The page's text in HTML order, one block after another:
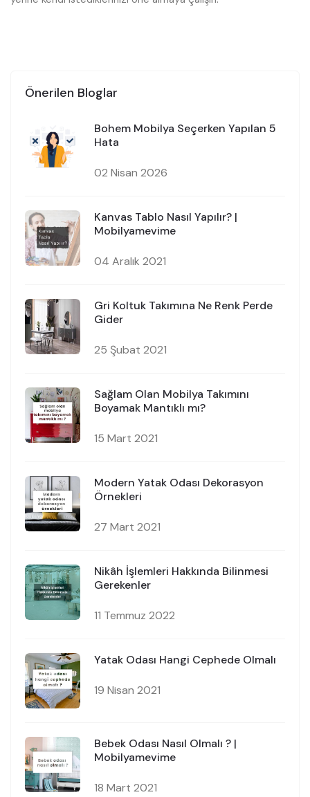
Önerilen Bloglar
Bohem Mobilya Seçerken Yapılan 5
Hata
02 Nisan 2026
Kanvas Tablo Nasıl Yapılır? |
Mobilyamevime
04 Aralık 2021
Gri Koltuk Takımına Ne Renk Perde
Gider
25 Şubat 2021
Sağlam Olan Mobilya Takımını
Boyamak Mantıklı mı?
15 Mart 2021
Modern Yatak Odası Dekorasyon
Örnekleri
27 Mart 2021
Nikâh İşlemleri Hakkında Bilinmesi
Gerekenler
11 Temmuz 2022
Yatak Odası Hangi Cephede Olmalı
19 Nisan 2021
Bebek Odası Nasıl Olmalı ? |
Mobilyamevime
18 Mart 2021